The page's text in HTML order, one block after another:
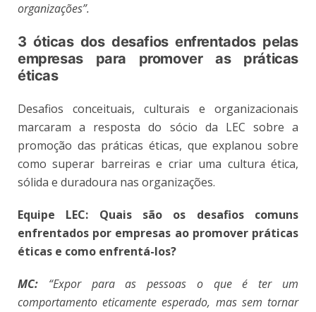
organizações”.
3 óticas dos desafios enfrentados pelas
empresas para promover as práticas
éticas
Desafios conceituais, culturais e organizacionais
marcaram a resposta do sócio da LEC sobre a
promoção das práticas éticas, que explanou sobre
como superar barreiras e criar uma cultura ética,
sólida e duradoura nas organizações.
Equipe LEC: Quais são os desafios comuns
enfrentados por empresas ao promover práticas
éticas e como enfrentá-los?
MC:
“Expor para as pessoas o que é ter um
comportamento eticamente esperado, mas sem tornar